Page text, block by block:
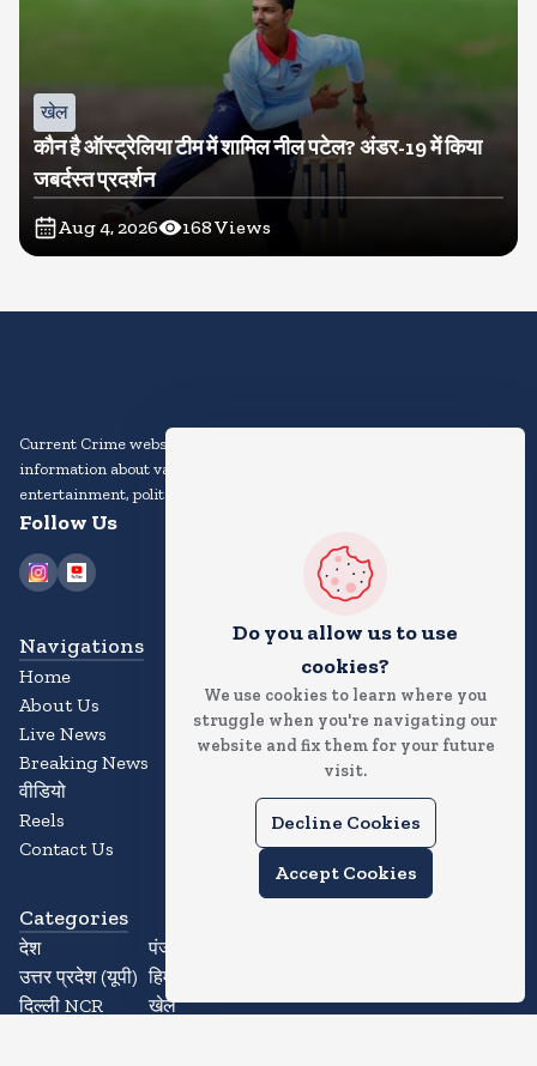
खेल
कौन है ऑस्ट्रेलिया टीम में शामिल नील पटेल? अंडर-19 में किया
जबर्दस्त प्रदर्शन
Aug 4, 2026 168Views
Do you allow us to use
cookies?
We use cookies to learn where you
struggle when you're navigating our
website and fix them for your future
visit.
Decline Cookies
Accept Cookies
Current Crime website is an online platform that provides news and
information about various topics, including current events,
entertainment, politics, sports, technology, and more.
Follow Us
Navigations
Home
About Us
Live News
Breaking News
वीडियो
Reels
Contact Us
Categories
देश
उत्तर प्रदेश (यूपी)
दिल्ली NCR
पंजाब
हिमाचल प्रदेश
खेल